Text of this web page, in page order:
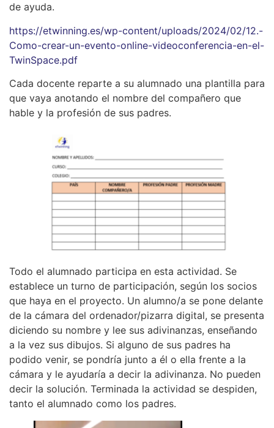
de ayuda.
https://etwinning.es/wp-content/uploads/2024/02/12.-
Como-crear-un-evento-online-videoconferencia-en-el-
TwinSpace.pdf
Cada docente reparte a su alumnado una plantilla para
que vaya anotando el nombre del compañero que
hable y la profesión de sus padres.
Todo el alumnado participa en esta actividad. Se
establece un turno de participación, según los socios
que haya en el proyecto. Un alumno/a se pone delante
de la cámara del ordenador/pizarra digital, se presenta
diciendo su nombre y lee sus adivinanzas, enseñando
a la vez sus dibujos. Si alguno de sus padres ha
podido venir, se pondría junto a él o ella frente a la
cámara y le ayudaría a decir la adivinanza. No pueden
decir la solución. Terminada la actividad se despiden,
tanto el alumnado como los padres.